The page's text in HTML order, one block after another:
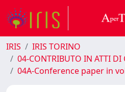
IRIS
IRIS TORINO
04-CONTRIBUTO IN ATTI DI
04A-Conference paper in